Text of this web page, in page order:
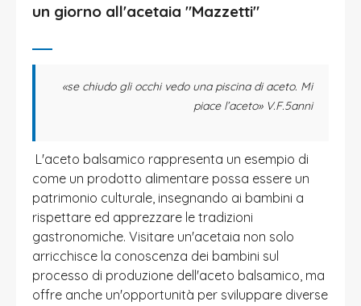
un giorno all'acetaia "Mazzetti"
«se chiudo gli occhi vedo una piscina di aceto. Mi
piace l’aceto» V.F.5anni
L'aceto balsamico rappresenta un esempio di
come un prodotto alimentare possa essere un
patrimonio culturale, insegnando ai bambini a
rispettare ed apprezzare le tradizioni
gastronomiche. Visitare un'acetaia non solo
arricchisce la conoscenza dei bambini sul
processo di produzione dell'aceto balsamico, ma
offre anche un'opportunità per sviluppare diverse